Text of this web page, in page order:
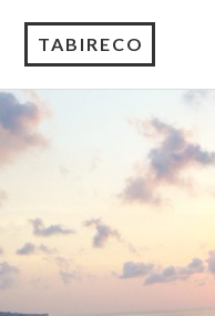
TABIRECO